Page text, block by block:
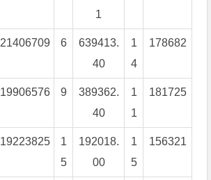
1
21406709 6
639413.
40
1
4
178682
19906576 9
389362.
40
1
1
181725
19223825
1
5
192018.
00
1
5
156321